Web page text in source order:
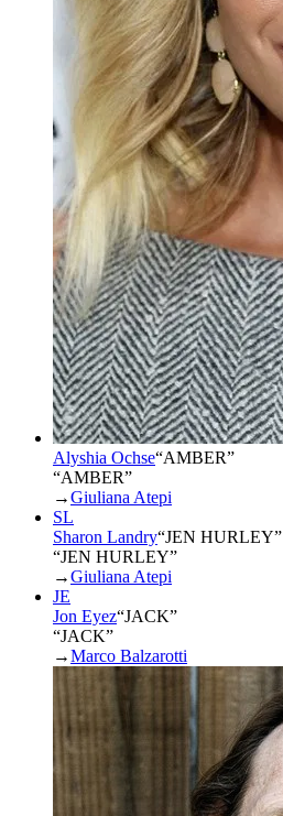
Alyshia Ochse“AMBER”
“AMBER”
→Giuliana Atepi
SL
Sharon Landry“JEN HURLEY”
“JEN HURLEY”
→Giuliana Atepi
JE
Jon Eyez“JACK”
“JACK”
→Marco Balzarotti